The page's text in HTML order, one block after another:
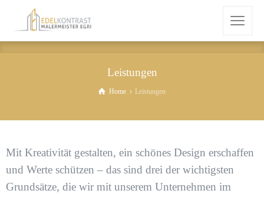
Leistungen
Home Leistungen
Mit Kreativität gestalten, ein schönes Design erschaffen
und Werte schützen – das sind drei der wichtigsten
Grundsätze, die wir mit unserem Unternehmen im